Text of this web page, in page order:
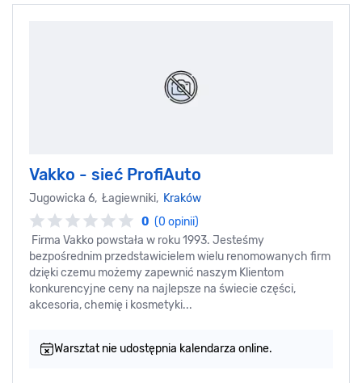
Vakko - sieć ProfiAuto
Jugowicka 6, Łagiewniki, Kraków
0 (0 opinii)
Firma Vakko powstała w roku 1993. Jesteśmy
bezpośrednim przedstawicielem wielu renomowanych firm
dzięki czemu możemy zapewnić naszym Klientom
konkurencyjne ceny na najlepsze na świecie części,
akcesoria, chemię i kosmetyki...
Warsztat nie udostępnia kalendarza online.